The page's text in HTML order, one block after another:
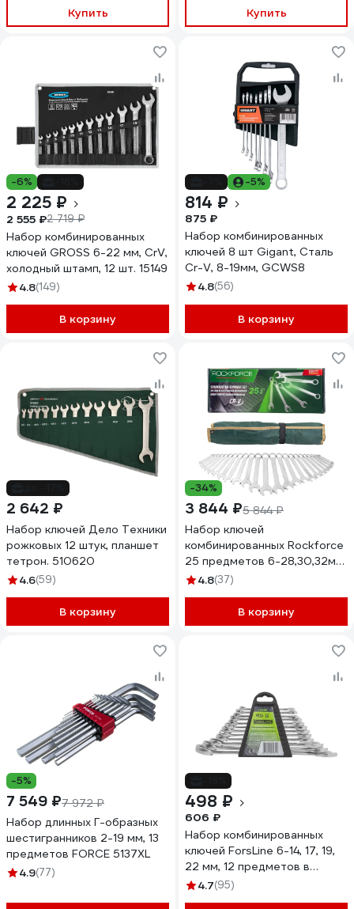
Купить
Купить
-6%
2 225 ₽
2 555 ₽2 719 ₽
Набор комбинированных
ключей GROSS 6-22 мм, CrV,
холодный штамп, 12 шт. 15149
4.8(149)
В корзину
-5%
814 ₽
875 ₽
Набор комбинированных
ключей 8 шт Gigant, Сталь
Cr-V, 8-19мм, GCWS8
4.8(56)
В корзину
2 642 ₽
Набор ключей Дело Техники
рожковых 12 штук, планшет
тетрон. 510620
4.6(59)
В корзину
-34%
3 844 ₽5 844 ₽
Набор ключей
комбинированных Rockforce
25 предметов 6-28,30,32мм
RF-5261P Premium(60778)
4.8(37)
В корзину
-5%
7 549 ₽7 972 ₽
Набор длинных Г-образных
шестигранников 2-19 мм, 13
предметов FORCE 5137XL
4.9(77)
498 ₽
606 ₽
Набор комбинированных
ключей ForsLine 6-14, 17, 19,
22 мм, 12 предметов в
пластиковом держателе FL-
4.7(95)